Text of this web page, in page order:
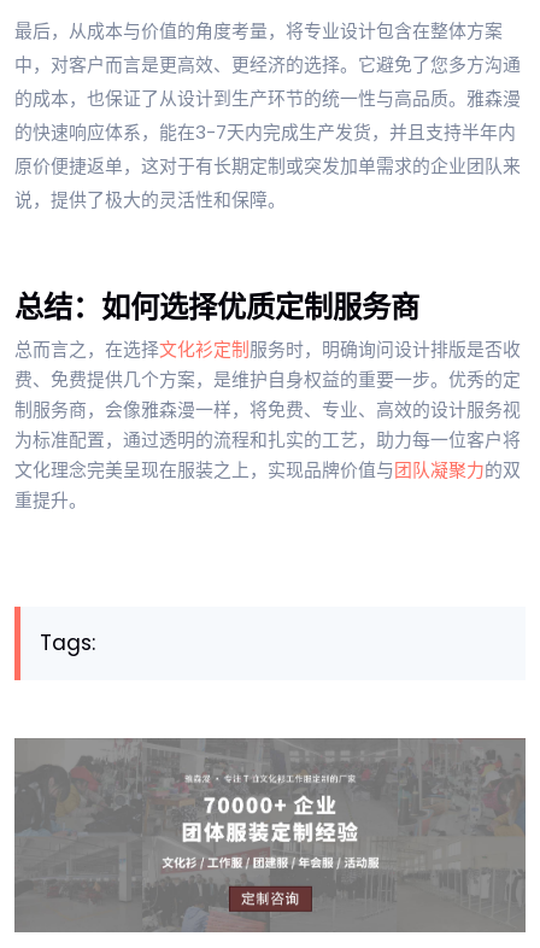
最后，从成本与价值的角度考量，将专业设计包含在整体方案
中，对客户而言是更高效、更经济的选择。它避免了您多方沟通
的成本，也保证了从设计到生产环节的统一性与高品质。雅森漫
的快速响应体系，能在3-7天内完成生产发货，并且支持半年内
原价便捷返单，这对于有长期定制或突发加单需求的企业团队来
说，提供了极大的灵活性和保障。
总结：如何选择优质定制服务商
总而言之，在选择文化衫定制服务时，明确询问设计排版是否收
费、免费提供几个方案，是维护自身权益的重要一步。优秀的定
制服务商，会像雅森漫一样，将免费、专业、高效的设计服务视
为标准配置，通过透明的流程和扎实的工艺，助力每一位客户将
文化理念完美呈现在服装之上，实现品牌价值与团队凝聚力的双
重提升。
Tags: